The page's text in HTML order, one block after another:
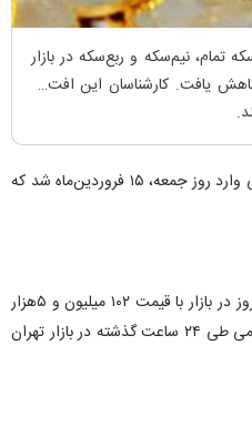
تمام، نیم‌سکه و ربع‌سکه در بازار
در تاریخ ۱۵ فروردین ۱۴۰۴ کاهش یافت. کارشناسان این افت را
، بازار سکه در حالی وارد روز جمعه، ۱۵ فروردین‌ماه شد که
امامی امروز در بازار با قیمت ۱۰۲ میلیون و ۵هزار
تومان دیده می‌شود. هر قطعه سکه امامی طی ۲۴ ساعت گذشته در بازار تهران